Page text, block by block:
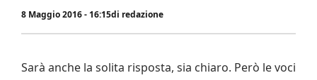
8 Maggio 2016 - 16:15di redazione
Sarà anche la solita risposta, sia chiaro. Però le voci